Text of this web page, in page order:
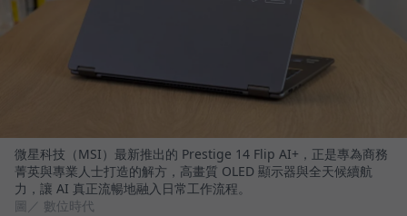
微星科技（MSI）最新推出的 Prestige 14 Flip AI+，正是專為商務
菁英與專業人士打造的解方，高畫質 OLED 顯示器與全天候續航
力，讓 AI 真正流暢地融入日常工作流程。
圖／ 數位時代